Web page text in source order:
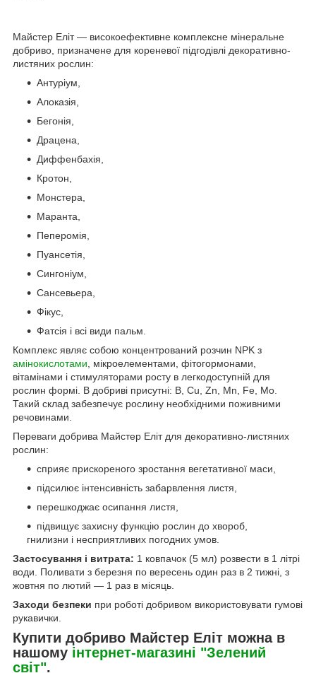
Майстер Еліт — високоефективне комплексне мінеральне
добриво, призначене для кореневої підгодівлі декоративно-
листяних рослин:
Антуріум,
Алоказія,
Бегонія,
Драцена,
Диффенбахія,
Кротон,
Монстера,
Маранта,
Пеперомія,
Пуансетія,
Сингоніум,
Сансевьера,
Фікус,
Фатсія і всі види пальм.
Комплекс являє собою концентрований розчин NPK з
амінокислотами , мікроелементами, фітогормонами,
вітамінами і стимуляторами росту в легкодоступній для
рослин формі. В добриві присутні: В, Cu, Zn, Mn, Fe, Mo.
Такий склад забезпечує рослину необхідними поживними
речовинами.
Переваги добрива Майстер Еліт для декоративно-листяних
рослин:
сприяє прискореного зростання вегетативної маси,
підсилює інтенсивність забарвлення листя,
перешкоджає осипання листя,
підвищує захисну функцію рослин до хвороб,
гнилизни і несприятливих погодних умов.
Застосування і витрата: 1 ковпачок (5 мл) розвести в 1 літрі
води. Поливати з березня по вересень один раз в 2 тижні, з
жовтня по лютий — 1 раз в місяць.
Заходи безпеки при роботі добривом використовувати гумові
рукавички.
Купити добриво Майстер Еліт можна в
нашому інтернет-магазині "Зелений
світ".